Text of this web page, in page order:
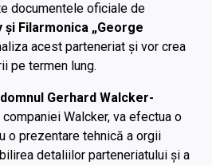
documentele oficiale de
și Filarmonica „George
acest parteneriat și vor crea
pe termen lung.
domnul Gerhard Walcker-
Walcker, va efectua o
o prezentare tehnică a orgii
detaliilor parteneriatului și a